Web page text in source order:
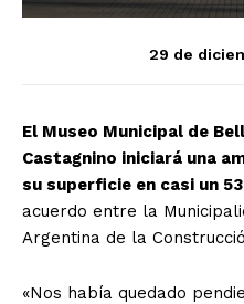
29 de
El Museo Municipal de
Castagnino iniciará una
su superficie en casi un
acuerdo entre la
Argentina de la
«Nos había quedado